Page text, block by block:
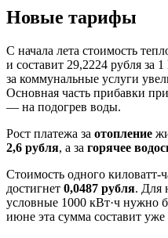
Новые тарифы
С начала лета стоимость
и составит 29,2224 рубля за
за коммунальные услуги
Основная часть прибавки
— на подогрев воды.
Рост платежа за отопление
2,6 рубля, а за горячее
Стоимость одного киловатт-
достигнет 0,0487 рубля. Для
условные 1000 кВт·ч нужно
июне эта сумма составит уже